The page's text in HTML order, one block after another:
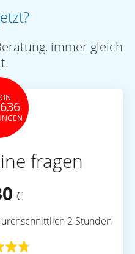
immer gleich
fragen
€
2 Stunden